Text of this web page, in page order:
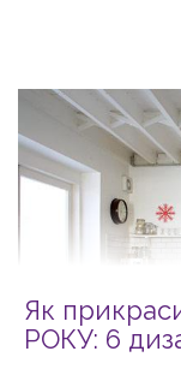
Як
РОКУ: 6